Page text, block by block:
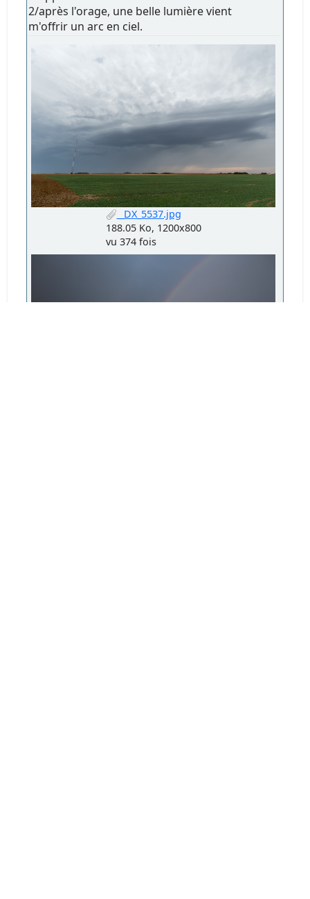
2/après l'orage, une belle lumière vient
m'offrir un arc en ciel.
_DX_5537.jpg
188.05 Ko, 1200x800
vu 374 fois